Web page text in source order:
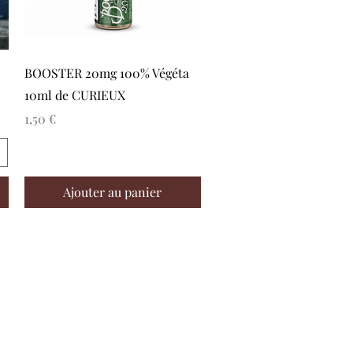
Aperçu rapide
BOOSTER 20mg 100% Végéta
10ml de CURIEUX
Prix
1,50 €
Ajouter au panier